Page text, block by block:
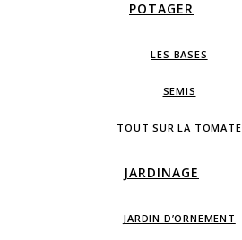
POTAGER
LES BASES
SEMIS
TOUT SUR LA TOMATE
JARDINAGE
JARDIN D’ORNEMENT